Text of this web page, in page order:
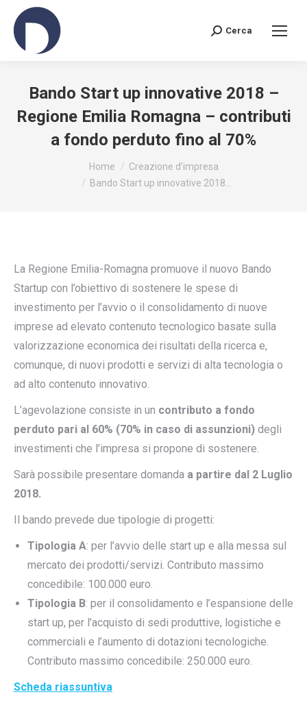
Search:
Cerca
Bando Start up innovative 2018 –
Regione Emilia Romagna – contributi
a fondo perduto fino al 70%
Home
Creazione d’impresa
Bando Start up innovative 2018…
La Regione Emilia-Romagna promuove il nuovo Bando
Startup con l’obiettivo di sostenere le spese di
investimento per l’avvio o il consolidamento di nuove
imprese ad elevato contenuto tecnologico basate sulla
valorizzazione economica dei risultati della ricerca e,
comunque, di nuovi prodotti e servizi di alta tecnologia o
ad alto contenuto innovativo.
L’agevolazione consiste in un contributo a fondo
perduto pari al 60% (70% in caso di assunzioni) degli
investimenti che l’impresa si propone di sostenere.
Sarà possibile presentare domanda a partire dal 2 Luglio
2018.
Il bando prevede due tipologie di progetti:
Tipologia A: per l’avvio delle start up e alla messa sul
mercato dei prodotti/servizi. Contributo massimo
concedibile: 100.000 euro.
Tipologia B: per il consolidamento e l’espansione delle
start up, per l’acquisto di sedi produttive, logistiche e
commerciali e l’aumento di dotazioni tecnologiche.
Contributo massimo concedibile: 250.000 euro.
Scheda riassuntiva